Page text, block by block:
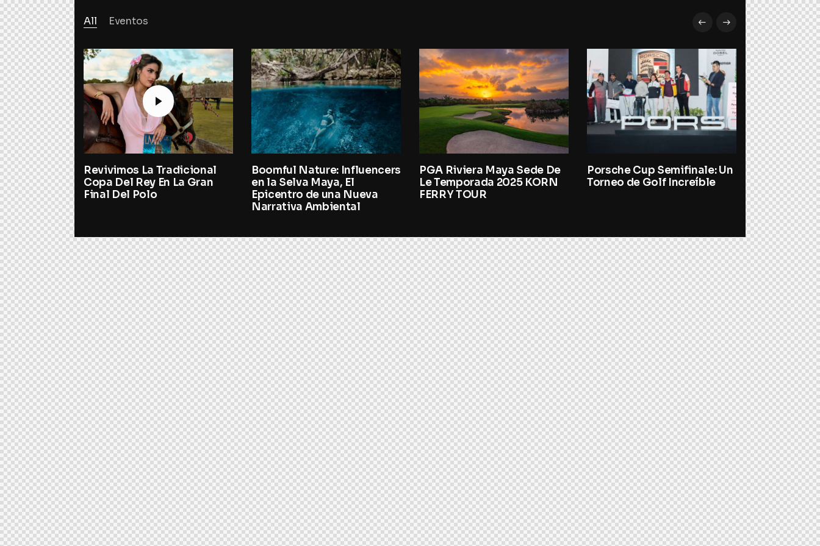
All Eventos
York
de
Revivimos La Tradicional
Copa Del Rey En La Gran
Final Del Polo
Boomful Nature: Influencers
en la Selva Maya, El
Epicentro de una Nueva
Narrativa Ambiental
PGA Riviera Maya Sede De
Le Temporada 2025 KORN
FERRY TOUR
Porsche Cup Semifinale: Un
Torneo de Golf Increíble
Los
del Caribe
Estrellas
Imperdibles